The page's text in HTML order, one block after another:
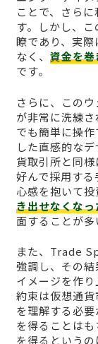
ことで、さら
す。しかし、
瞭であり、実
なく、 資金を
です。
さらに、この
が非常に洗練
でも簡単に操
した直感的な
貨取引所と同
好んで採用す
心感を抱いて
き出せなくな
面することが多
また、Trade
強調し、その
イメージを作
約束は仮想通
を理解する必
を得ることは
を得るという